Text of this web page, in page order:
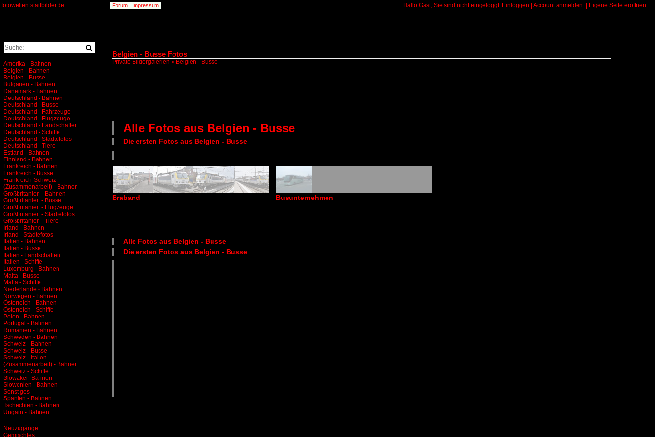
fotowelten.startbilder.de Hallo Gast, Sie sind nicht eingeloggt. Einloggen Account anmelden Eigene Seite eröffnen
Forum Impressum
Belgien - Busse Fotos
Private Bildergalerien » Belgien - Busse
Alle Fotos aus Belgien - Busse
Die ersten Fotos aus Belgien - Busse
Braband Busunternehmen
Alle Fotos aus Belgien - Busse
Die ersten Fotos aus Belgien - Busse
Amerika - Bahnen
Belgien - Bahnen
Belgien - Busse
Bulgarien - Bahnen
Dänemark - Bahnen
Deutschland - Bahnen
Deutschland - Busse
Deutschland - Fahrzeuge
Deutschland - Flugzeuge
Deutschland - Landschaften
Deutschland - Schiffe
Deutschland - Städtefotos
Deutschland - Tiere
Estland - Bahnen
Finnland - Bahnen
Frankreich - Bahnen
Frankreich - Busse
Frankreich-Schweiz
(Zusammenarbeit) - Bahnen
Großbritanien - Bahnen
Großbritanien - Busse
Großbritanien - Flugzeuge
Großbritanien - Städtefotos
Großbritanien - Tiere
Irland - Bahnen
Irland - Städtefotos
Italien - Bahnen
Italien - Busse
Italien - Landschaften
Italien - Schiffe
Luxemburg - Bahnen
Malta - Busse
Malta - Schiffe
Niederlande - Bahnen
Norwegen - Bahnen
Österreich - Bahnen
Österreich - Schiffe
Polen - Bahnen
Portugal - Bahnen
Rumänien - Bahnen
Schweden - Bahnen
Schweiz - Bahnen
Schweiz - Busse
Schweiz - Italien
(Zusammenarbeit) - Bahnen
Schweiz - Schiffe
Slowakei -Bahnen
Slowenien - Bahnen
Sonstiges
Spanien - Bahnen
Tschechien - Bahnen
Ungarn - Bahnen
Neuzugänge
Gemischtes